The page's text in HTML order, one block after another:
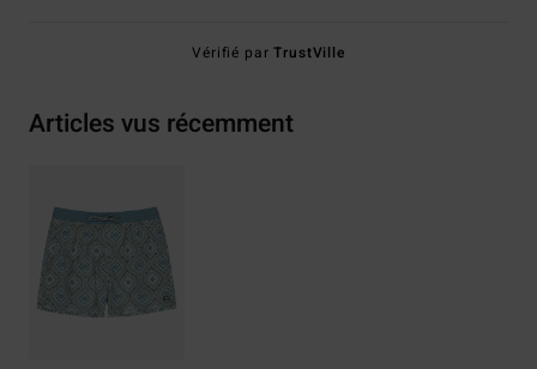
Vérifié parTrustVille
Articles vus récemment